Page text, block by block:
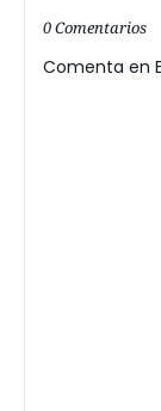
0 Comentarios
Comenta en